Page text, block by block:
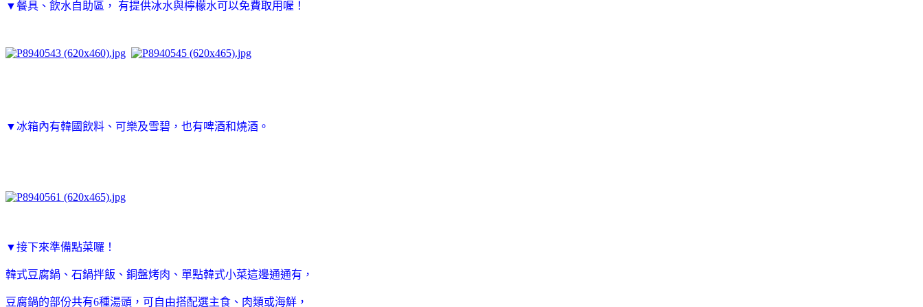
▼餐具、飲水自助區， 有提供冰水與檸檬水可以免費取用喔！
▼冰箱內有韓國飲料、可樂及雪碧，也有啤酒和燒酒。
▼接下來準備點菜囉！
韓式豆腐鍋、石鍋拌飯、銅盤烤肉、單點韓式小菜這邊通通有，
豆腐鍋的部份共有6種湯頭，可自由搭配選主食、肉類或海鮮，